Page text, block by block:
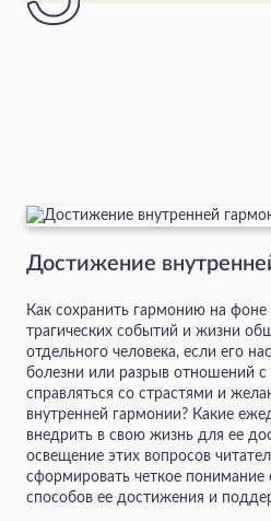
Достижение
Как сохранить гармонию на
трагических событий и жизни
отдельного человека, если его
болезни или разрыв отношений
справляться со страстями и
внутренней гармонии? Какие
внедрить в свою жизнь для ее
освещение этих вопросов
сформировать четкое понимание
способов ее достижения и